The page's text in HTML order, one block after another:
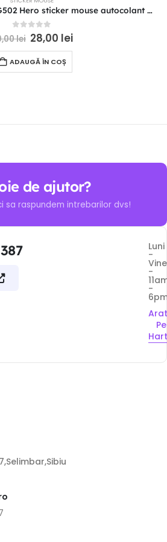
Mouse Grip Logitech G502 Hero sticker mouse autocolant mouse
out of 5
lei 28,00 lei
ADAUGĂ ÎN COȘ
de ajutor?
sa raspundem intrebarilor dvs!
Luni
-
-
-
Pe